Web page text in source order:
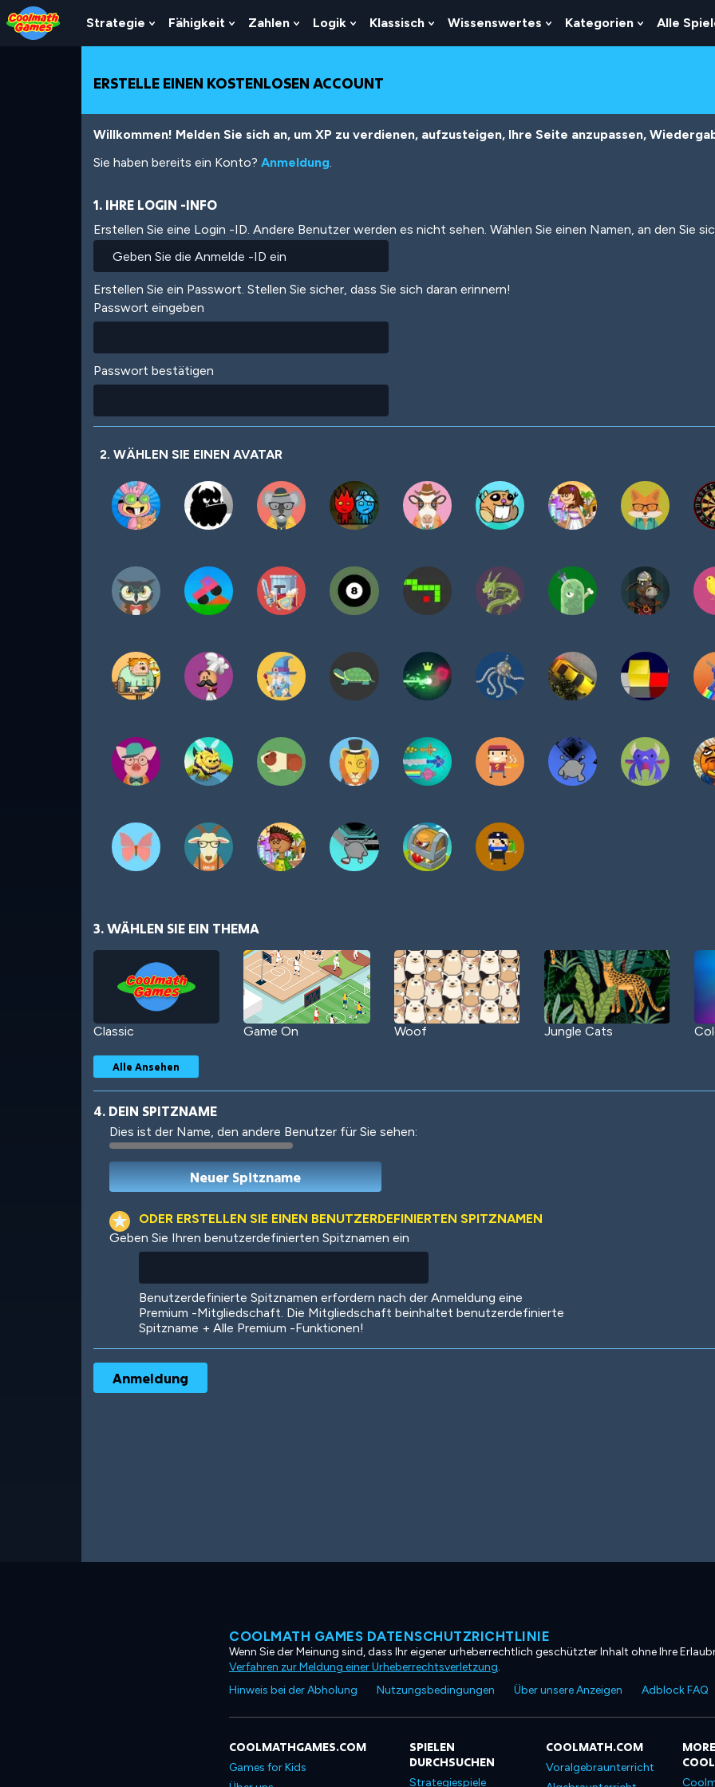
Skip
to
Top
Skip
to
Navigation
Skip
to
Main
Skip
to
Footer
Direkt
zum
Inhalt
Strategie
Show
Submenu
Strategie
Fähigkeit
Show
Submenu
Fähigkeit
Zahlen
Show
Submenu
Zahlen
Logik
Show
Submenu
Logik
Klassisch
Show
Submenu
Wissenswertes
Show
Submenu
Kategorien
Show
Submenu
Alle
ERSTELLE EINEN KOSTENLOSEN ACCOUNT
Willkommen! Melden Sie sich an, um XP zu verdienen, aufzusteigen, Ihre Seite anzupassen,
Sie haben bereits ein Konto? Anmeldung.
1. IHRE LOGIN -INFO
Erstellen Sie eine Login -ID. Andere Benutzer werden es nicht sehen. Wählen Sie einen Namen, an den Sie
Erstellen Sie ein Passwort. Stellen Sie sicher, dass Sie sich daran erinnern!
Passwort eingeben
Passwort bestätigen
2. WÄHLEN SIE EINEN AVATAR
3. WÄHLEN SIE EIN THEMA
Classic Game On Woof Jungle Cats
Robotic International
Ooh! Aah!
Alle Ansehen
4. DEIN SPITZNAME
Dies ist der Name, den andere Benutzer für Sie sehen:
ODER ERSTELLEN SIE EINEN BENUTZERDEFINIERTEN SPITZNAMEN
Geben Sie Ihren benutzerdefinierten Spitznamen ein
Benutzerdefinierte Spitznamen erfordern nach der Anmeldung eine
Premium -Mitgliedschaft. Die Mitgliedschaft beinhaltet benutzerdefinierte
Spitzname + Alle Premium -Funktionen!
COOLMATH GAMES DATENSCHUTZRICHTLINIE
Wenn Sie der Meinung sind, dass Ihr eigener urheberrechtlich geschützter Inhalt ohne Ihre
Verfahren zur Meldung einer Urheberrechtsverletzung.
Hinweis bei der Abholung
Nutzungsbedingungen Über unsere Anzeigen Adblock FAQ
COOLMATHGAMES.COM
Games for Kids
SPIELEN
DURCHSUCHEN
Strategiespiele
COOLMATH.COM
Voralgebraunterricht